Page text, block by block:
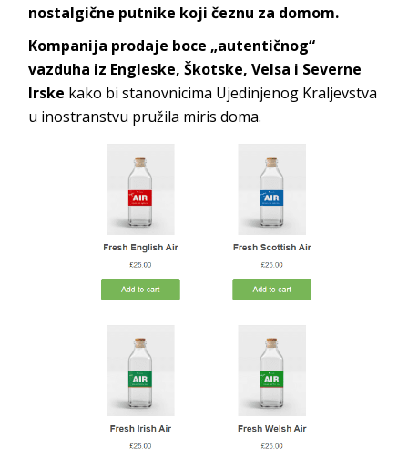
nostalgične putnike koji čeznu za domom.
Kompanija prodaje boce „autentičnog“
vazduha iz Engleske, Škotske, Velsa i Severne
Irske kako bi stanovnicima Ujedinjenog Kraljevstva
u inostranstvu pružila miris doma.